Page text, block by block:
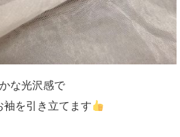
な光沢感で
袖を引き立てます